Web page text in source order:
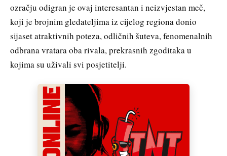
ozračju odigran je ovaj interesantan i neizvjestan meč,
koji je brojnim gledateljima iz cijelog regiona donio
sijaset atraktivnih poteza, odličnih šuteva, fenomenalnih
odbrana vratara oba rivala, prekrasnih zgoditaka u
kojima su uživali svi posjetitelji.